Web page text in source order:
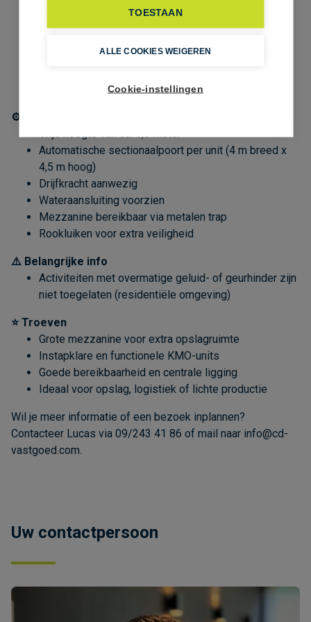
244 m² magazijn
2 parkeerplaatsen inbegrepen
⚙️ Specificaties & uitrusting
Automatische sectionaalpoort per unit (4 m breed x
4,5 m hoog)
Drijfkracht aanwezig
Wateraansluiting voorzien
Mezzanine bereikbaar via metalen trap
Rookluiken voor extra veiligheid
⚠️ Belangrijke info
Activiteiten met overmatige geluid- of geurhinder zijn
niet toegelaten (residentiële omgeving)
⭐ Troeven
Grote mezzanine voor extra opslagruimte
Instapklare en functionele KMO-units
Goede bereikbaarheid en centrale ligging
Ideaal voor opslag, logistiek of lichte productie
Wil je meer informatie of een bezoek inplannen?
Contacteer Lucas via 09/243 41 86 of mail naar info@cd-
vastgoed.com.
Uw contactpersoon